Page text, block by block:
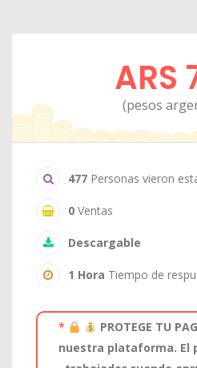
ARS
(pesos
477 Personas vieron
0 Ventas
Descargable
1 Hora Tiempo de
*
PROTEGE TU
nuestra plataforma. El